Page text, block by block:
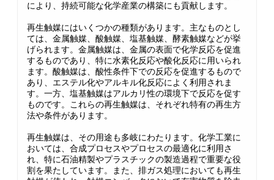
により、持続可能な化学産業の構築にも貢献します。
再生触媒にはいくつかの種類があります。主なものとし
ては、金属触媒、酸触媒、塩基触媒、酵素触媒などが挙
げられます。金属触媒は、金属の表面で化学反応を促進
するものであり、特に水素化反応や酸化反応に用いられ
ます。酸触媒は、酸性条件下での反応を促進するもので
あり、エステル化やアルキル化反応によく利用されま
す。一方、塩基触媒はアルカリ性の環境下で反応を促す
ものです。これらの再生触媒は、それぞれ特有の再生方
法や条件があります。
再生触媒は、その用途も多岐にわたります。化学工業に
おいては、合成プロセスやプロセスの最適化に利用さ
れ、特に石油精製やプラスチックの製造過程で重要な役
割を果たしています。また、排ガス処理においても再生